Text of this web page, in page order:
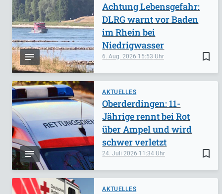
bookmark_border
6. Aug. 2026 15:53
Achtung Lebensgefahr:
DLRG warnt vor Baden
im Rhein bei
Niedrigwasser
AKTUELLES
bookmark_border
24. Juli 2026 11:34
Oberderdingen: 11-
Jährige rennt bei Rot
über Ampel und wird
schwer verletzt
AKTUELLES